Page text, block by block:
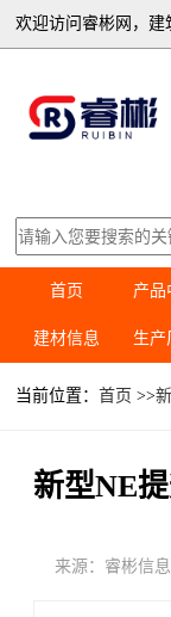
欢迎访问睿彬网，
首页 产品
建材信息 生产
当前位置：首页 >>
新型NE
来源：睿彬信息